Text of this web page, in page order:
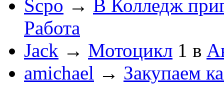
Scpo → В Колледж
Работа
Jack → Мотоцикл 1 в
amichael → Закупаем